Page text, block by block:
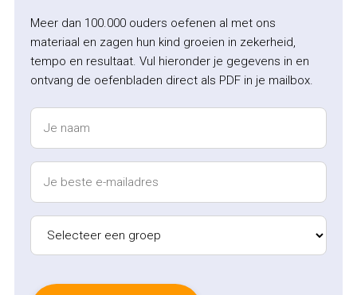
Meer dan 100.000 ouders oefenen al met ons
materiaal en zagen hun kind groeien in zekerheid,
tempo en resultaat. Vul hieronder je gegevens in en
ontvang de oefenbladen direct als PDF in je mailbox.